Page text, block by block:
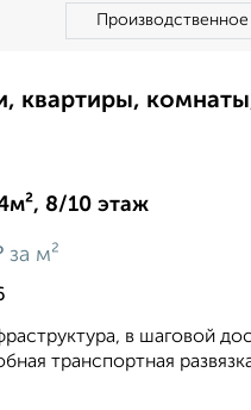
квартиры,
8/10 этаж
за м²
в шаговой
транспортная